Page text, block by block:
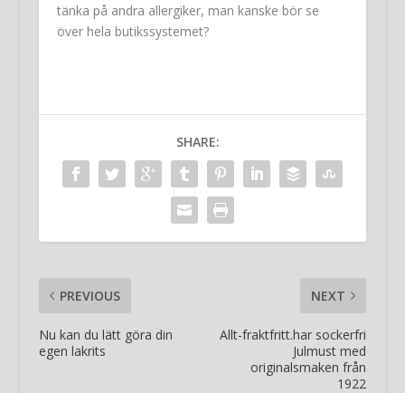
tänka på andra allergiker, man kanske bör se
över hela butikssystemet?
SHARE:
PREVIOUS
Nu kan du lätt göra din
egen lakrits
NEXT
Allt-fraktfritt.har sockerfri
Julmust med
originalsmaken från
1922